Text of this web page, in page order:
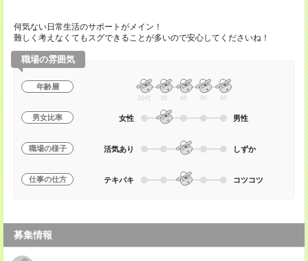
何気ない日常生活のサポートがメイン！
難しく考えなくてもスグできることが多いので安心してくださいね！
職場の雰囲気
年齢層
20代 30 40 50 60
男女比率 女性 男性
職場の様子 活気あり しずか
仕事の仕方 テキパキ コツコツ
募集情報